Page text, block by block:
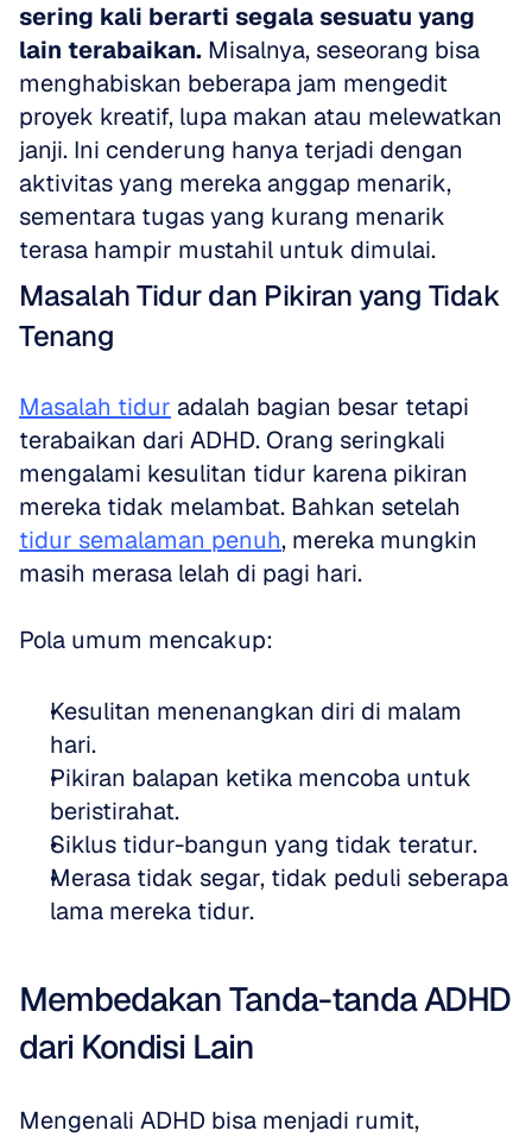
sering kali berarti segala sesuatu yang
lain terabaikan. Misalnya, seseorang bisa
menghabiskan beberapa jam mengedit
proyek kreatif, lupa makan atau melewatkan
janji. Ini cenderung hanya terjadi dengan
aktivitas yang mereka anggap menarik,
sementara tugas yang kurang menarik
terasa hampir mustahil untuk dimulai.
Masalah Tidur dan Pikiran yang Tidak
Tenang
Masalah tidur adalah bagian besar tetapi
terabaikan dari ADHD. Orang seringkali
mengalami kesulitan tidur karena pikiran
tidur semalaman penuh, mereka mungkin
masih merasa lelah di pagi hari.
Pola umum mencakup:
Kesulitan menenangkan diri di malam
hari.
Pikiran balapan ketika mencoba untuk
beristirahat.
Siklus tidur-bangun yang tidak teratur.
Merasa tidak segar, tidak peduli seberapa
lama mereka tidur.
Membedakan Tanda-tanda ADHD
dari Kondisi Lain
Mengenali ADHD bisa menjadi rumit,